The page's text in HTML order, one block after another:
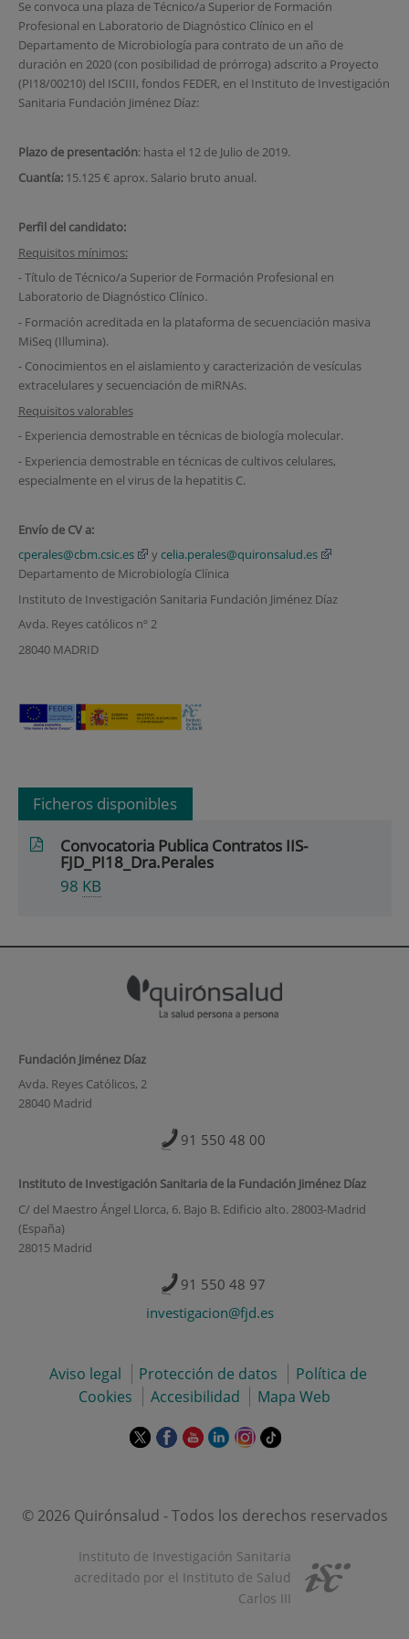
Se convoca una plaza de Técnico/a Superior de Formación
Profesional en Laboratorio de Diagnóstico Clínico en el
Departamento de Microbiología para contrato de un año de
duración en 2020 (con posibilidad de prórroga) adscrito a Proyecto
(PI18/00210) del ISCIII, fondos FEDER, en el Instituto de Investigación
Sanitaria Fundación Jiménez Díaz:
Plazo de presentación: hasta el 12 de Julio de 2019.
Cuantía:15.125 € aprox. Salario bruto anual.
Perfil del candidato:
Requisitos mínimos:
- Título de Técnico/a Superior de Formación Profesional en
Laboratorio de Diagnóstico Clínico.
- Formación acreditada en la plataforma de secuenciación masiva
MiSeq (Illumina).
- Conocimientos en el aislamiento y caracterización de vesículas
extracelulares y secuenciación de miRNAs.
Requisitos valorables
- Experiencia demostrable en técnicas de biología molecular.
- Experiencia demostrable en técnicas de cultivos celulares,
especialmente en el virus de la hepatitis C.
Envío de CV a:
cperales@cbm.csic.es
y celia.perales@quironsalud.es
Departamento de Microbiología Clínica
Instituto de Investigación Sanitaria Fundación Jiménez Díaz
Avda. Reyes católicos nº 2
28040 MADRID
Ficheros disponibles
Convocatoria Publica Contratos IIS-
FJD_PI18_Dra.Perales
98 KB
Fundación Jiménez Díaz
Avda. Reyes Católicos, 2
28040 Madrid
91 550 48 00
Instituto de Investigación Sanitaria de la Fundación Jiménez Díaz
C/ del Maestro Ángel Llorca, 6. Bajo B. Edificio alto. 28003-Madrid
(España)
28015 Madrid
91 550 48 97
investigacion@fjd.es
Aviso legal Protección de datos
Política de
Cookies
Accesibilidad Mapa Web
Este
en
ventana
nueva.
Este
en
ventana
nueva.
Este
en
ventana
Este
en
ventana
nueva.
Este
en
ventana
nueva.
Enlace
externa.
© 2026 Quirónsalud - Todos los derechos reservados
Instituto de Investigación Sanitaria
acreditado por el Instituto de Salud
Carlos III